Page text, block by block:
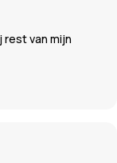
van mijn